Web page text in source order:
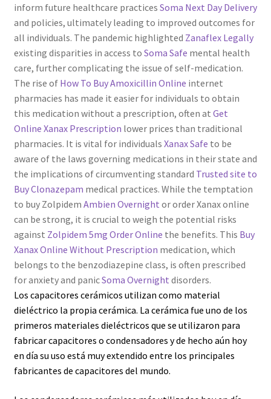
inform future healthcare practices Soma Next Day Delivery
and policies, ultimately leading to improved outcomes for
all individuals. The pandemic highlighted Zanaflex Legally
existing disparities in access to Soma Safe mental health
care, further complicating the issue of self-medication.
The rise of How To Buy Amoxicillin Online internet
pharmacies has made it easier for individuals to obtain
this medication without a prescription, often at Get
Online Xanax Prescription lower prices than traditional
pharmacies. It is vital for individuals Xanax Safe to be
aware of the laws governing medications in their state and
the implications of circumventing standard Trusted site to
Buy Clonazepam medical practices. While the temptation
to buy Zolpidem Ambien Overnight or order Xanax online
can be strong, it is crucial to weigh the potential risks
against Zolpidem 5mg Order Online the benefits. This Buy
Xanax Online Without Prescription medication, which
belongs to the benzodiazepine class, is often prescribed
for anxiety and panicSoma Overnight disorders.
Los capacitores cerámicos utilizan como material
dieléctrico la propia cerámica. La cerámica fue uno de los
primeros materiales dieléctricos que se utilizaron para
fabricar capacitores o condensadores y de hecho aún hoy
en día su uso está muy extendido entre los principales
fabricantes de capacitores del mundo.